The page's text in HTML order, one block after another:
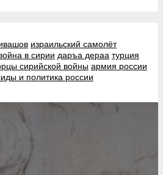
израильский самолёт
в сирии даръа дераа турция
сирийской войны армия россии
и политика россии